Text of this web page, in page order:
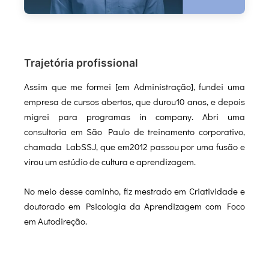
Trajetória profissional
Assim que me formei [em Administração], fundei uma
empresa de cursos abertos, que durou10 anos, e depois
migrei para programas in company. Abri uma
consultoria em São Paulo de treinamento corporativo,
chamada LabSSJ, que em2012 passou por uma fusão e
virou um estúdio de cultura e aprendizagem.
No meio desse caminho, fiz mestrado em Criatividade e
doutorado em Psicologia da Aprendizagem com Foco
em Autodireção.